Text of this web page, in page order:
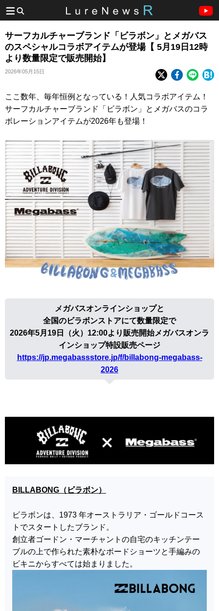
サーフカルチャーブランド「ビラボン」とメガバス
のスペシャルコラボアイテムが登場【 5月19日12時
より数量限定で販売開始】
2026年05月15日
ここ数年、毎年恒例となっている！人気コラボアイテム！
サーフカルチャーブランド「ビラボン」とメガバスのコラ
ボレーションアイテムが2026年も登場！
メガバスオンラインショップと
全国のビラボンストアにて数量限定で
2026年5月19日（火）12:00より販売開始メガバスオンラ
インショップ特設販売ページ
https://jp.megabassstore.jp/f/billabong-megabass-
2026
BILLABONG（ビラボン）
ビラボンは、1973 年オーストラリア・ゴールドコース
トでスタートしたブランド。
創立者ゴードン・マーチャントの自宅のキッチンテー
ブルの上で作られた素朴なボードショーツと手編みの
ビキニからすべては始まりました。